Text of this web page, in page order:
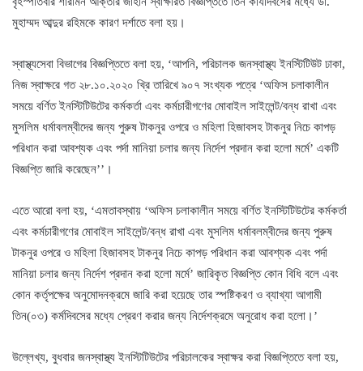
মুহাম্মদ আব্দুর রহিমকে কারণ দর্শাতে বলা হয়।
স্বাস্থ্যসেবা বিভাগের বিজ্ঞপ্তিতে বলা হয়, ‘আপনি, পরিচালক জনস্বাস্থ্য ইনস্টিটিউট ঢাকা,
নিজ স্বাক্ষরে গত ২৮.১০.২০২০ খ্রি তারিখে ৯০৭ সংখ্যক পত্রে ‘অফিস চলাকালীন
সময়ে বর্ণিত ইনস্টিটিউটের কর্মকর্তা এবং কর্মচারীগণের মোবাইল সাইলেন্ট/বন্ধ রাখা এবং
মুসলিম ধর্মাবলম্বীদের জন্য পুরুষ টাকনুর ওপরে ও মহিলা হিজাবসহ টাকনুর নিচে কাপড়
পরিধান করা আবশ্যক এবং পর্দা মানিয়া চলার জন্য নির্দেশ প্রদান করা হলো মর্মে’ একটি
বিজ্ঞপ্তি জারি করেছেন’’।
এতে আরো বলা হয়, ‘এমতাবস্থায় ‘অফিস চলাকালীন সময়ে বর্ণিত ইনস্টিটিউটের কর্মকর্তা
এবং কর্মচারীগণের মোবাইল সাইলেন্ট/বন্ধ রাখা এবং মুসলিম ধর্মাবলম্বীদের জন্য পুরুষ
টাকনুর ওপরে ও মহিলা হিজাবসহ টাকনুর নিচে কাপড় পরিধান করা আবশ্যক এবং পর্দা
মানিয়া চলার জন্য নির্দেশ প্রদান করা হলো মর্মে’ জারিকৃত বিজ্ঞপ্তি কোন বিধি বলে এবং
কোন কর্তৃপক্ষের অনুমোদনক্রমে জারি করা হয়েছে তার স্পষ্টিকরণ ও ব্যাখ্যা আগামী
তিন(০৩) কর্মদিবসের মধ্যে প্রেরণ করার জন্য নির্দেশক্রমে অনুরোধ করা হলো।’
উল্লেখ্য, বুধবার জনস্বাস্থ্য ইনস্টিটিউটের পরিচালকের স্বাক্ষর করা বিজ্ঞপ্তিতে বলা হয়,